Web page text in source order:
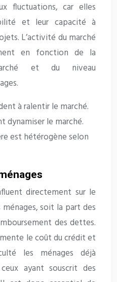
fluctuations, car elles
et leur capacité à
L’activité du marché
en fonction de la
et du niveau
à ralentir le marché.
dynamiser le marché.
est hétérogène selon
directement sur le
soit la part des
des dettes.
le coût du crédit et
les ménages déjà
ayant souscrit des